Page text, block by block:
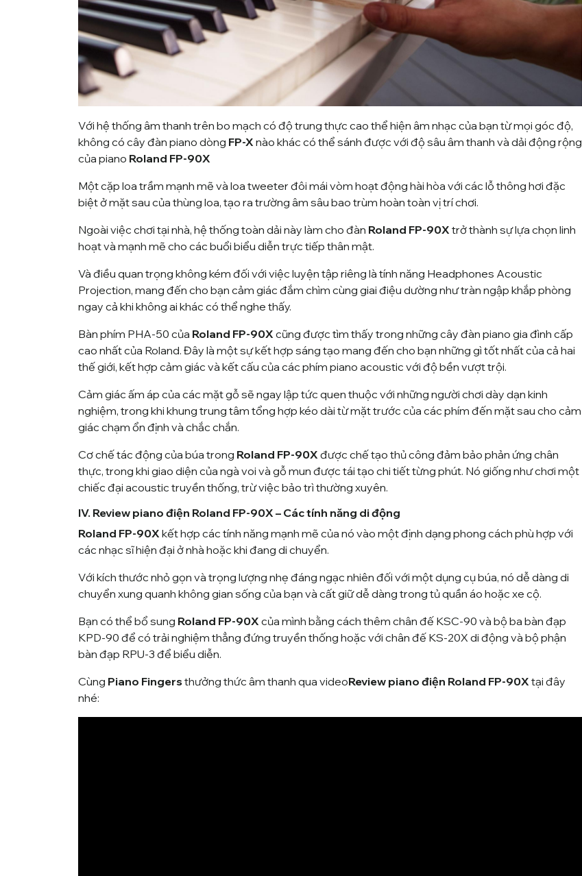
Với hệ thống âm thanh trên bo mạch có độ trung thực cao thể hiện âm nhạc của bạn từ mọi góc độ,
không có cây đàn piano dòng FP-X nào khác có thể sánh được với độ sâu âm thanh và dải động rộng
của piano Roland FP-90X
Một cặp loa trầm mạnh mẽ và loa tweeter đôi mái vòm hoạt động hài hòa với các lỗ thông hơi đặc
biệt ở mặt sau của thùng loa, tạo ra trường âm sâu bao trùm hoàn toàn vị trí chơi.
Ngoài việc chơi tại nhà, hệ thống toàn dải này làm cho đàn Roland FP-90X trở thành sự lựa chọn linh
hoạt và mạnh mẽ cho các buổi biểu diễn trực tiếp thân mật.
Và điều quan trọng không kém đối với việc luyện tập riêng là tính năng Headphones Acoustic
Projection, mang đến cho bạn cảm giác đắm chìm cùng giai điệu dường như tràn ngập khắp phòng
ngay cả khi không ai khác có thể nghe thấy.
Bàn phím PHA-50 của Roland FP-90X cũng được tìm thấy trong những cây đàn piano gia đình cấp
cao nhất của Roland. Đây là một sự kết hợp sáng tạo mang đến cho bạn những gì tốt nhất của cả hai
thế giới, kết hợp cảm giác và kết cấu của các phím piano acoustic với độ bền vượt trội.
Cảm giác ấm áp của các mặt gỗ sẽ ngay lập tức quen thuộc với những người chơi dày dạn kinh
nghiệm, trong khi khung trung tâm tổng hợp kéo dài từ mặt trước của các phím đến mặt sau cho cảm
giác chạm ổn định và chắc chắn.
Cơ chế tác động của búa trong Roland FP-90X được chế tạo thủ công đảm bảo phản ứng chân
thực, trong khi giao diện của ngà voi và gỗ mun được tái tạo chi tiết từng phút. Nó giống như chơi một
chiếc đại acoustic truyền thống, trừ việc bảo trì thường xuyên.
IV. Review piano điện Roland FP-90X – Các tính năng di động
Roland FP-90X kết hợp các tính năng mạnh mẽ của nó vào một định dạng phong cách phù hợp với
các nhạc sĩ hiện đại ở nhà hoặc khi đang di chuyển.
Với kích thước nhỏ gọn và trọng lượng nhẹ đáng ngạc nhiên đối với một dụng cụ búa, nó dễ dàng di
chuyển xung quanh không gian sống của bạn và cất giữ dễ dàng trong tủ quần áo hoặc xe cộ.
Bạn có thể bổ sung Roland FP-90X của mình bằng cách thêm chân đế KSC-90 và bộ ba bàn đạp
KPD-90 để có trải nghiệm thẳng đứng truyền thống hoặc với chân đế KS-20X di động và bộ phận
bàn đạp RPU-3 để biểu diễn.
Cùng Piano Fingersthưởng thức âm thanh qua videoReview piano điện Roland FP-90X tại đây
nhé: